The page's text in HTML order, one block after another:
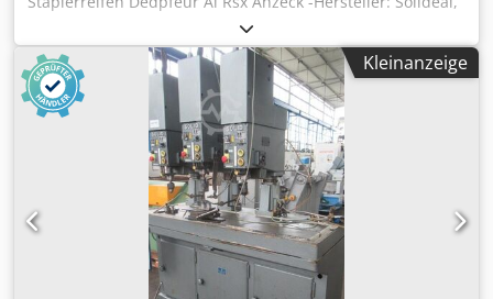
Vollgummmireifen 2 Stück -Reifengröße:23x9-10 RIM 6.50F-
10 -Lochkreis: Ø 162 x 20 mm -Rezess: Ø 110 mm -
Preis/Abgabe: komplett -Abmessung: Ø 465 x 200 mm/St. -
Gewicht: 40 kg/St.
Kleinanzeige